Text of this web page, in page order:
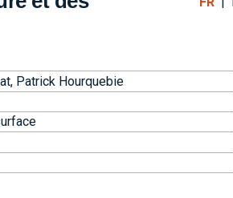
, Patrick Hourquebie